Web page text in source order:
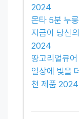
2024
몬타 5분 누
지금이 당신
2024
땅고리얼큐어
일상에 빛을
천 제품 2024